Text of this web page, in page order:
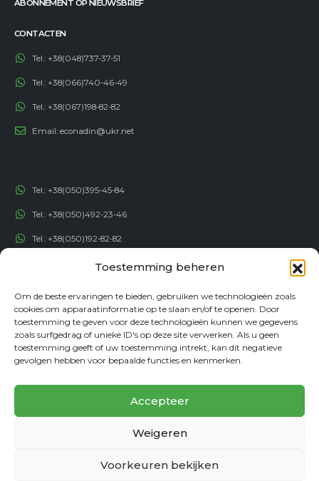
Toestemming beheren
Om de beste ervaringen te bieden, gebruiken we technologieën zoals
cookies om apparaatinformatie op te slaan en/of te openen. Door
toestemming te geven voor deze technologieën kunnen we gegevens
zoals surfgedrag of unieke ID's op deze site verwerken. Als u geen
toestemming geeft of uw toestemming intrekt, kan dit negatieve
gevolgen hebben voor bepaalde functies en kenmerken.
Accepteer
Weigeren
Voorkeuren bekijken
CONTACTEN
Tel.: +38(048)737-37-51
Tel.: +38(066)740-46-49
Tel.: +38(067)198-82-82
Email: econadin@ukr.net
Tel.: +38(050)395-45-84
Tel.: +38(050)492-23-46
Tel.: +38(050)192-82-82
SOCIALE NETWERKEN